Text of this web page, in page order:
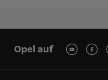
Opel auf